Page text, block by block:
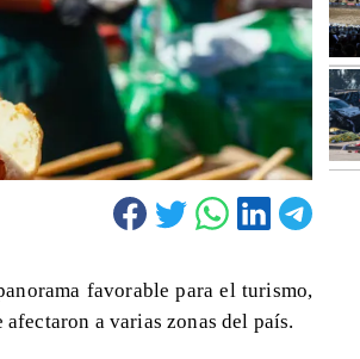
favorable para el turismo,
a varias zonas del país.